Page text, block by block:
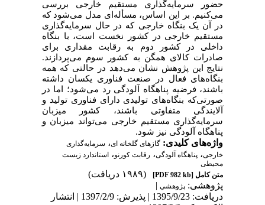
حضور سرمایه‌گذاری مستقیم خارجی بررسی
می‌کنیم. بر این اساس، مسأله‌ای مدل می‌شود که
در آن یک بنگاه خارجی که در حال سرمایه‌گذاری
مستقیم خارجی در کشور نخست است، با بنگاه
داخلی در کشور دوم به رقابت مقداری برای
صادرات کالای همگن به کشور سوم می‌پردازند.
نتایج این پژوهش نشان می‌دهد در حالتی که همه
بنگاه‌های فعال در صنعت فناوری یکسان داشته
باشند، فرضیه پناهگاه آلودگی رد می‌شود؛ اما در
صورتی‌که بنگاه‌های تولیدی دارای فناوری تولید و
آلایندگی متفاوتی باشند، کشور میزبان
سرمایه‌گذاری مستقیم خارجی می‌تواند میزبان و
پناهگاه آلودگی نیز شود.
واژه‌های کلیدی: گازهای گلخانه ای، سرمایه‌گذاری
خارجی، پناهگاه آلودگی، رقابت کورنو، استاندارد زیست
محیطی
متن کامل [PDF 982 kb]
(۱۹۸۹ دریافت)
پژوهشی: پژوهشي|
دریافت: 1395/9/23 | پذیرش: 1397/2/9 | انتشار